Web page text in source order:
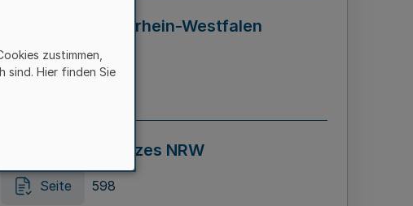
in Nordrhein-Westfalen
LADG NRW)
Seite 595
Gesetzes NRW
Seite 598
zustimmen,
sind. Hier finden Sie